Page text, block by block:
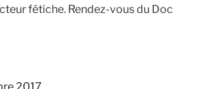
fétiche. Rendez-vous du Doc